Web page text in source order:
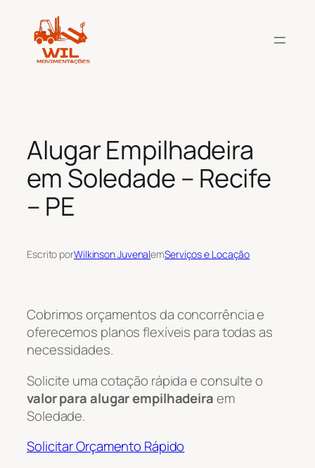
conteúdo
Alugar Empilhadeira
em Soledade – Recife
– PE
Escrito porWilkinson JuvenalemServiços e Locação
Cobrimos orçamentos da concorrência e
oferecemos planos flexíveis para todas as
necessidades.
Solicite uma cotação rápida e consulte o
valor para alugar empilhadeiraem
Soledade.
Solicitar Orçamento Rápido